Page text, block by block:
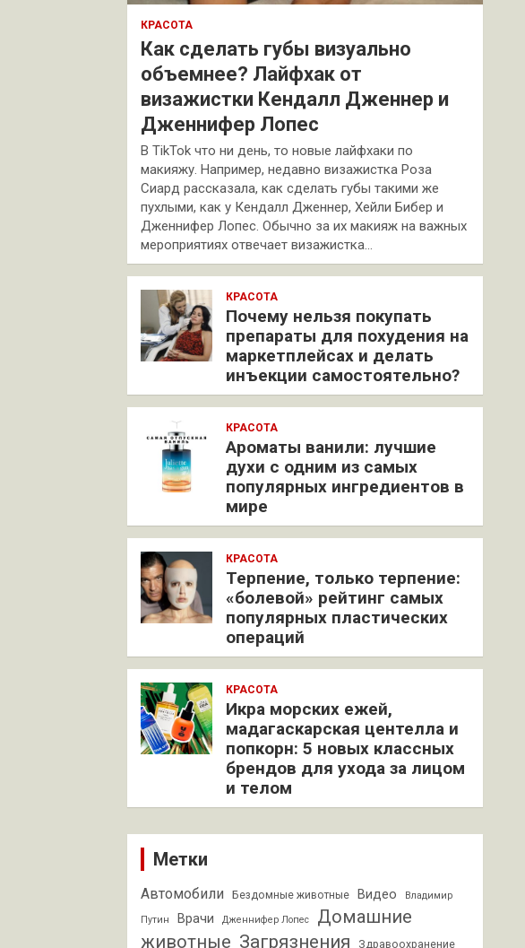
КРАСОТА
Как сделать губы визуально
объемнее? Лайфхак от
визажистки Кендалл Дженнер и
Дженнифер Лопес
В TikTok что ни день, то новые лайфхаки по
макияжу. Например, недавно визажистка Роза
Сиард рассказала, как сделать губы такими же
пухлыми, как у Кендалл Дженнер, Хейли Бибер и
Дженнифер Лопес. Обычно за их макияж на важных
мероприятиях отвечает визажистка…
КРАСОТА
Почему нельзя покупать
препараты для похудения на
маркетплейсах и делать
инъекции самостоятельно?
КРАСОТА
Ароматы ванили: лучшие
духи с одним из самых
популярных ингредиентов в
мире
КРАСОТА
Терпение, только терпение:
«болевой» рейтинг самых
популярных пластических
операций
КРАСОТА
Икра морских ежей,
мадагаскарская центелла и
попкорн: 5 новых классных
брендов для ухода за лицом
и телом
Метки
Автомобили Бездомные животные Видео Владимир
Путин Врачи Дженнифер Лопес
Домашние
животные Загрязнения Здравоохранение